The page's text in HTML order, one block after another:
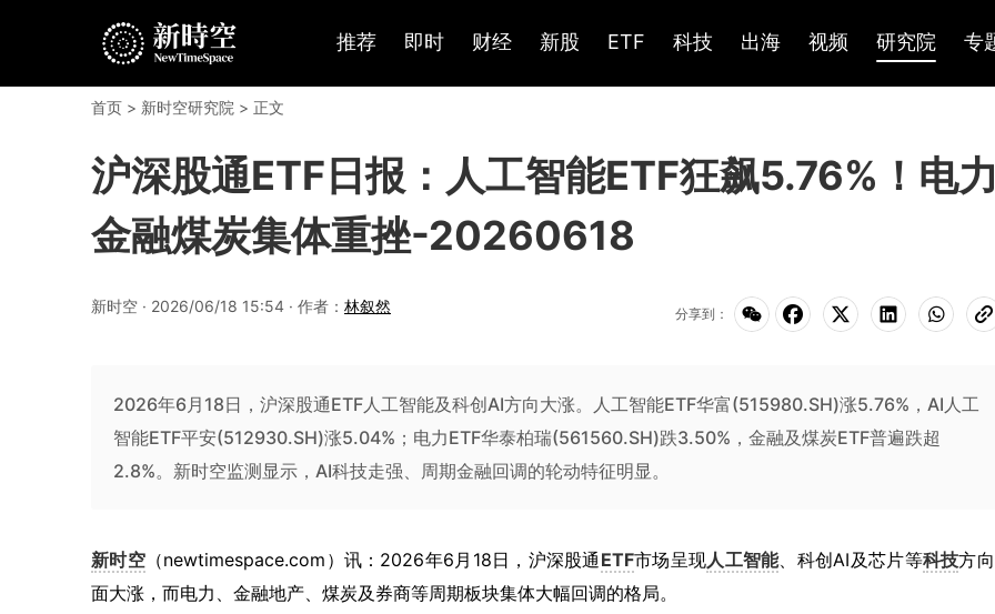
推荐 即时 财经 新股 ETF 科技 出海 视频 研究院 专
首页 > 新时空研究院 > 正文
沪深股通ETF日报：人工智能ETF狂飙5.76%！电力
金融煤炭集体重挫-20260618
新时空 · 2026/06/18 15:54 · 作者： 林叙然 分享到：
2026年6月18日，沪深股通ETF人工智能及科创AI方向大涨。人工智能ETF华富(515980.SH)涨5.76%，AI人工
智能ETF平安(512930.SH)涨5.04%；电力ETF华泰柏瑞(561560.SH)跌3.50%，金融及煤炭ETF普遍跌超
2.8%。新时空监测显示，AI科技走强、周期金融回调的轮动特征明显。
新时空（newtimespace.com）讯：2026年6月18日，沪深股通 ETF市场呈现人工智能、科创AI及芯片等科技方
面大涨，而电力、金融地产、煤炭及券商等周期板块集体大幅回调的格局。